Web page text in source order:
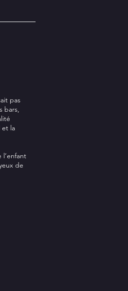
pas
bars,
et la
de